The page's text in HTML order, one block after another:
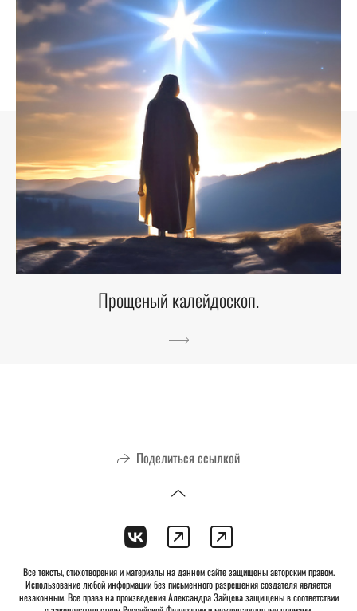
Прощеный калейдоскоп.
Поделиться ссылкой
Все тексты, стихотворения и материалы на данном сайте защищены авторским правом.
Использование любой информации без письменного разрешения создателя является
незаконным. Все права на произведения Александра Зайцева защищены в соответствии